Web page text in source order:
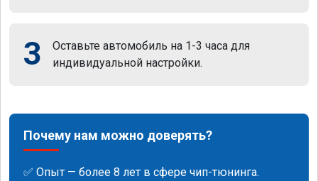
3
Оставьте автомобиль на 1-3 часа для
индивидуальной настройки.
Почему нам можно доверять?
✅ Опыт — более 8 лет в сфере чип-тюнинга.